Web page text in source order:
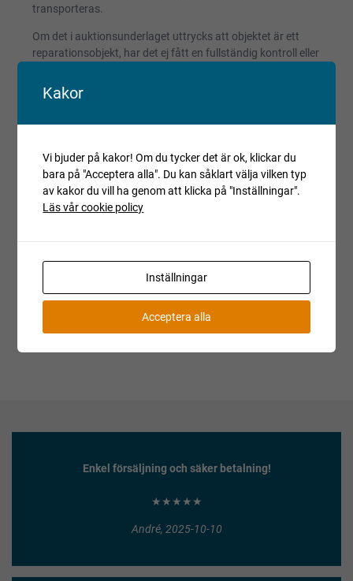
transporteras.
Om det i auktionsunderlaget uttrycks att objektet är ett
reparationsobjekt, har det ej fått en fullständig kontroll eller
beskrivits och detta bör beaktas vid budgivning.
Reparationsobjekt kan ej reklameras.
Villkor och regler
Kopiera länk till den här auktionen
budgivningen, var vänlig kontakta ansvarig mäklare för
Enkel försäljning och säker betalning!
★★★★★
André, 2025-10-10
Kakor
Vi bjuder på kakor! Om du tycker det är ok, klickar du
bara på "Acceptera alla". Du kan såklart välja vilken typ
av kakor du vill ha genom att klicka på "Inställningar".
Läs vår cookie policy
Inställningar
Acceptera alla